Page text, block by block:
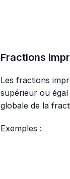
Fractions
Les fractions
supérieur ou
globale de la
Exemples :